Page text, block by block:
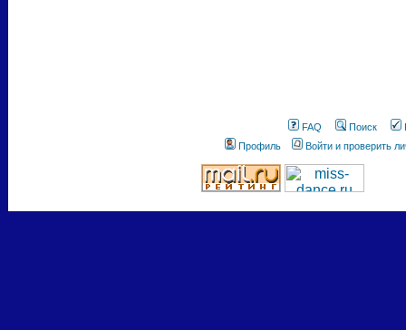
FAQ Поиск
Профиль
Войти и проверить